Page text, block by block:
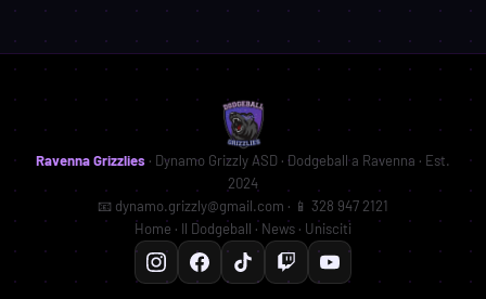
Ravenna Grizzlies · Dynamo Grizzly ASD · Dodgeball a Ravenna · Est.
2024
📧 dynamo.grizzly@gmail.com · 📱 328 947 2121
Home · Il Dodgeball · News · Unisciti